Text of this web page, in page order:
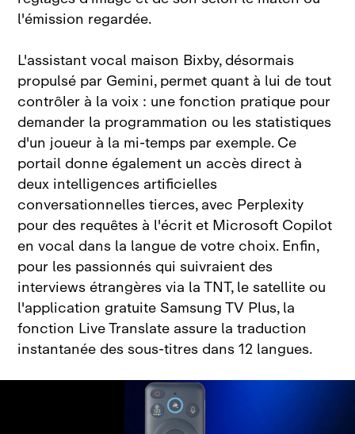
l'émission regardée.
L'assistant vocal maison Bixby, désormais
propulsé par Gemini, permet quant à lui de tout
contrôler à la voix : une fonction pratique pour
demander la programmation ou les statistiques
d'un joueur à la mi‑temps par exemple. Ce
portail donne également un accès direct à
deux intelligences artificielles
conversationnelles tierces, avec Perplexity
pour des requêtes à l'écrit et Microsoft Copilot
en vocal dans la langue de votre choix. Enfin,
pour les passionnés qui suivraient des
interviews étrangères via la TNT, le satellite ou
l'application gratuite Samsung TV Plus, la
fonction Live Translate assure la traduction
instantanée des sous‑titres dans 12 langues.